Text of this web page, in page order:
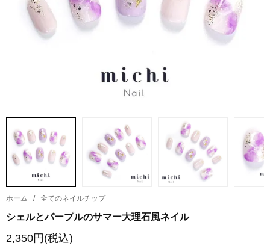
ホーム / 全てのネイルチップ
シェルとパープルのサマー大理石風ネイル
2,350円(税込)